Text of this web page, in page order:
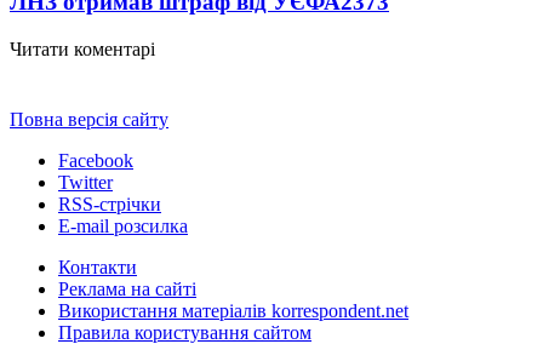
Читати коментарі
Повна версія сайту
Facebook
Twitter
RSS-стрічки
E-mail розсилка
Контакти
Реклама на сайті
Використання матеріалів korrespondent.net
Правила користування сайтом